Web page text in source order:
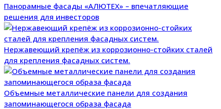
Панорамные фасады «АЛЮТЕХ» – впечатляющие
решения для инвесторов
Нержавеющий крепёж из коррозионно-стойких сталей
для крепления фасадных систем.
Объемные металлические панели для создания
запоминающегося образа фасада